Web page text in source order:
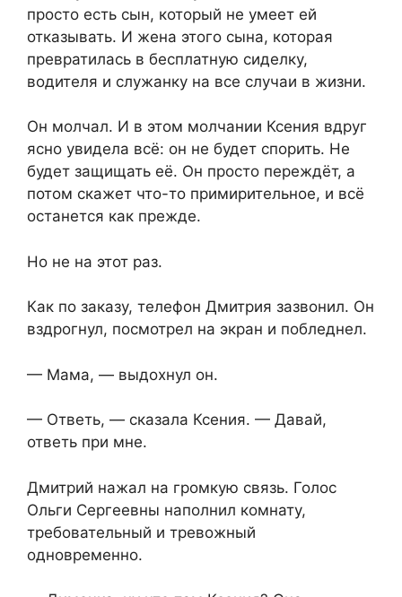
просто есть сын, который не умеет ей
отказывать. И жена этого сына, которая
превратилась в бесплатную сиделку,
водителя и служанку на все случаи в жизни.
Он молчал. И в этом молчании Ксения вдруг
ясно увидела всё: он не будет спорить. Не
будет защищать её. Он просто переждёт, а
потом скажет что-то примирительное, и всё
останется как прежде.
Но не на этот раз.
Как по заказу, телефон Дмитрия зазвонил. Он
вздрогнул, посмотрел на экран и побледнел.
— Мама, — выдохнул он.
— Ответь, — сказала Ксения. — Давай,
ответь при мне.
Дмитрий нажал на громкую связь. Голос
Ольги Сергеевны наполнил комнату,
требовательный и тревожный
одновременно.